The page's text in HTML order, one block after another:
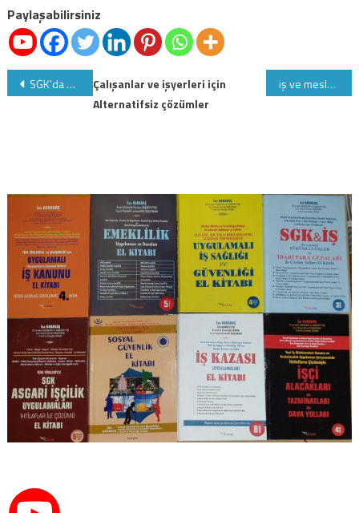
Paylaşabilirsiniz
Yazı
gezinmesi
SGK'da sigortalılık çakışması ve çifte emeklilik-2 iş ve meslek danışmanı olmak isteyenler!başvuru için yarın son gün
Çalışanlar ve işyerleri için
Alternatifsiz çözümler